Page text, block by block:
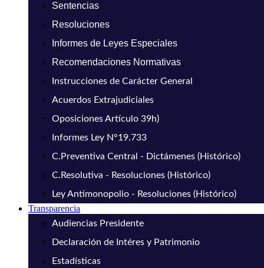
Sentencias
Resoluciones
Informes de Leyes Especiales
Recomendaciones Normativas
Instrucciones de Carácter General
Acuerdos Extrajudiciales
Oposiciones Artículo 39h)
Informes Ley N°19.733
C.Preventiva Central - Dictámenes (Histórico)
C.Resolutiva - Resoluciones (Histórico)
Ley Antimonopolio - Resoluciones (Histórico)
Transparencia
Audiencias Presidente
Declaración de Intéres y Patrimonio
Estadísticas